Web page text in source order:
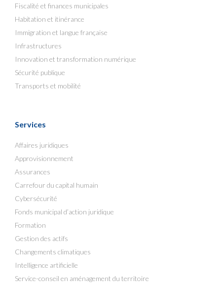
Fiscalité et finances municipales
Habitation et itinérance
Immigration et langue française
Infrastructures
Innovation et transformation numérique
Sécurité publique
Transports et mobilité
Services
Affaires juridiques
Approvisionnement
Assurances
Carrefour du capital humain
Cybersécurité
Fonds municipal d’action juridique
Formation
Gestion des actifs
Changements climatiques
Intelligence artificielle
Service-conseil en aménagement du territoire